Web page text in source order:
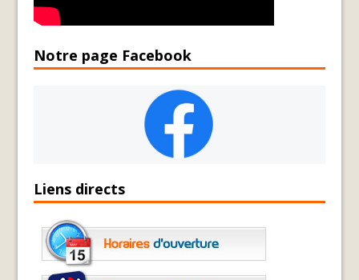
Notre page Facebook
Liens directs